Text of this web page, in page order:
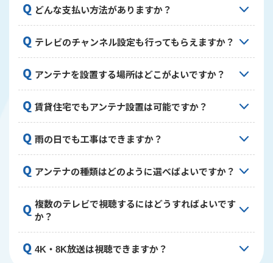
連絡ください。できる限りお客様のご希望に沿った
う、施工後5年間の保証をご提供しています。保証期
間内に施工に起因する不具合が生じた場合は、無償
で修理対応いたします。お客様に長く安心してご利
どんな支払い方法がありますか？
（PayPay、LINE Pay等）に対応しております。お
支払いは工事完了後にその場でお願いしておりま
す。お客様のご都合に合わせた支払い方法をお選び
テレビのチャンネル設定も行ってもらえますか？
行っております。工事完了後、実際に映像をご確認
いただいてから作業完了となります。お客様のテレ
ビの種類や設定方法に合わせて丁寧に対応いたしま
アンテナを設置する場所はどこがよいですか？
電波の受信状況が良好で、強風などの影響を受けに
くい場所に設置するのが理想的です。屋根、ベラン
をご提案いたします。現地調査の際に電波状況を測
定し、最も良好な受信が可能な設置場所をお伝えし
ます。
賃貸住宅でもアンテナ設置は可能ですか？
可能です。ただし、賃貸物件の場合は建物への工事
に関して管理会社や大家さんの許可が必要な場合が
たします。場合によっては穴を開けない工法や撤去
時に原状回復しやすい方法をご提案することも可能
です。
雨の日でも工事はできますか？
安全面を考慮し、強風や激しい雨の場合は工事を見
合わせることがあります。軽い雨であれば施工可能
ご相談ください。お客様と作業スタッフの安全を第
一に考え、状況に応じて判断させていただきます。
アンテナの種類はどのように選べばよいですか？
お住まいの地域の電波状況や視聴したい放送、建物
の構造などを考慮して最適なアンテナをご提案いた
します。地デジ用の八木式アンテナやデザインアン
様のニーズや住宅の外観に合わせて選択できます。
複数のテレビで視聴するにはどうすればよいです
か？
複数のテレビで視聴するには分配器を使用して配線
を行います。テレビの台数や建物の構造によって
4K・8K放送は視聴できますか？